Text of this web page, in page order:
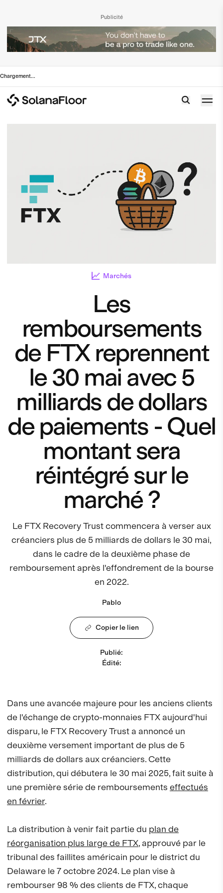
Publicité
Chargement...
Marchés
Les
remboursements
de FTX reprennent
le 30 mai avec 5
milliards de dollars
de paiements - Quel
montant sera
réintégré sur le
marché ?
Le FTX Recovery Trust commencera à verser aux
créanciers plus de 5 milliards de dollars le 30 mai,
dans le cadre de la deuxième phase de
remboursement après l'effondrement de la bourse
en 2022.
Pablo
Copier le lien
Publié:
Édité:
Dans une avancée majeure pour les anciens clients
de l'échange de crypto-monnaies FTX aujourd'hui
disparu, le FTX Recovery Trust a annoncé un
deuxième versement important de plus de 5
milliards de dollars aux créanciers. Cette
distribution, qui débutera le 30 mai 2025, fait suite à
une première série de remboursements effectués
en février.
La distribution à venir fait partie du plan de
réorganisation plus large de FTX, approuvé par le
tribunal des faillites américain pour le district du
Delaware le 7 octobre 2024. Le plan vise à
rembourser 98 % des clients de FTX, chaque